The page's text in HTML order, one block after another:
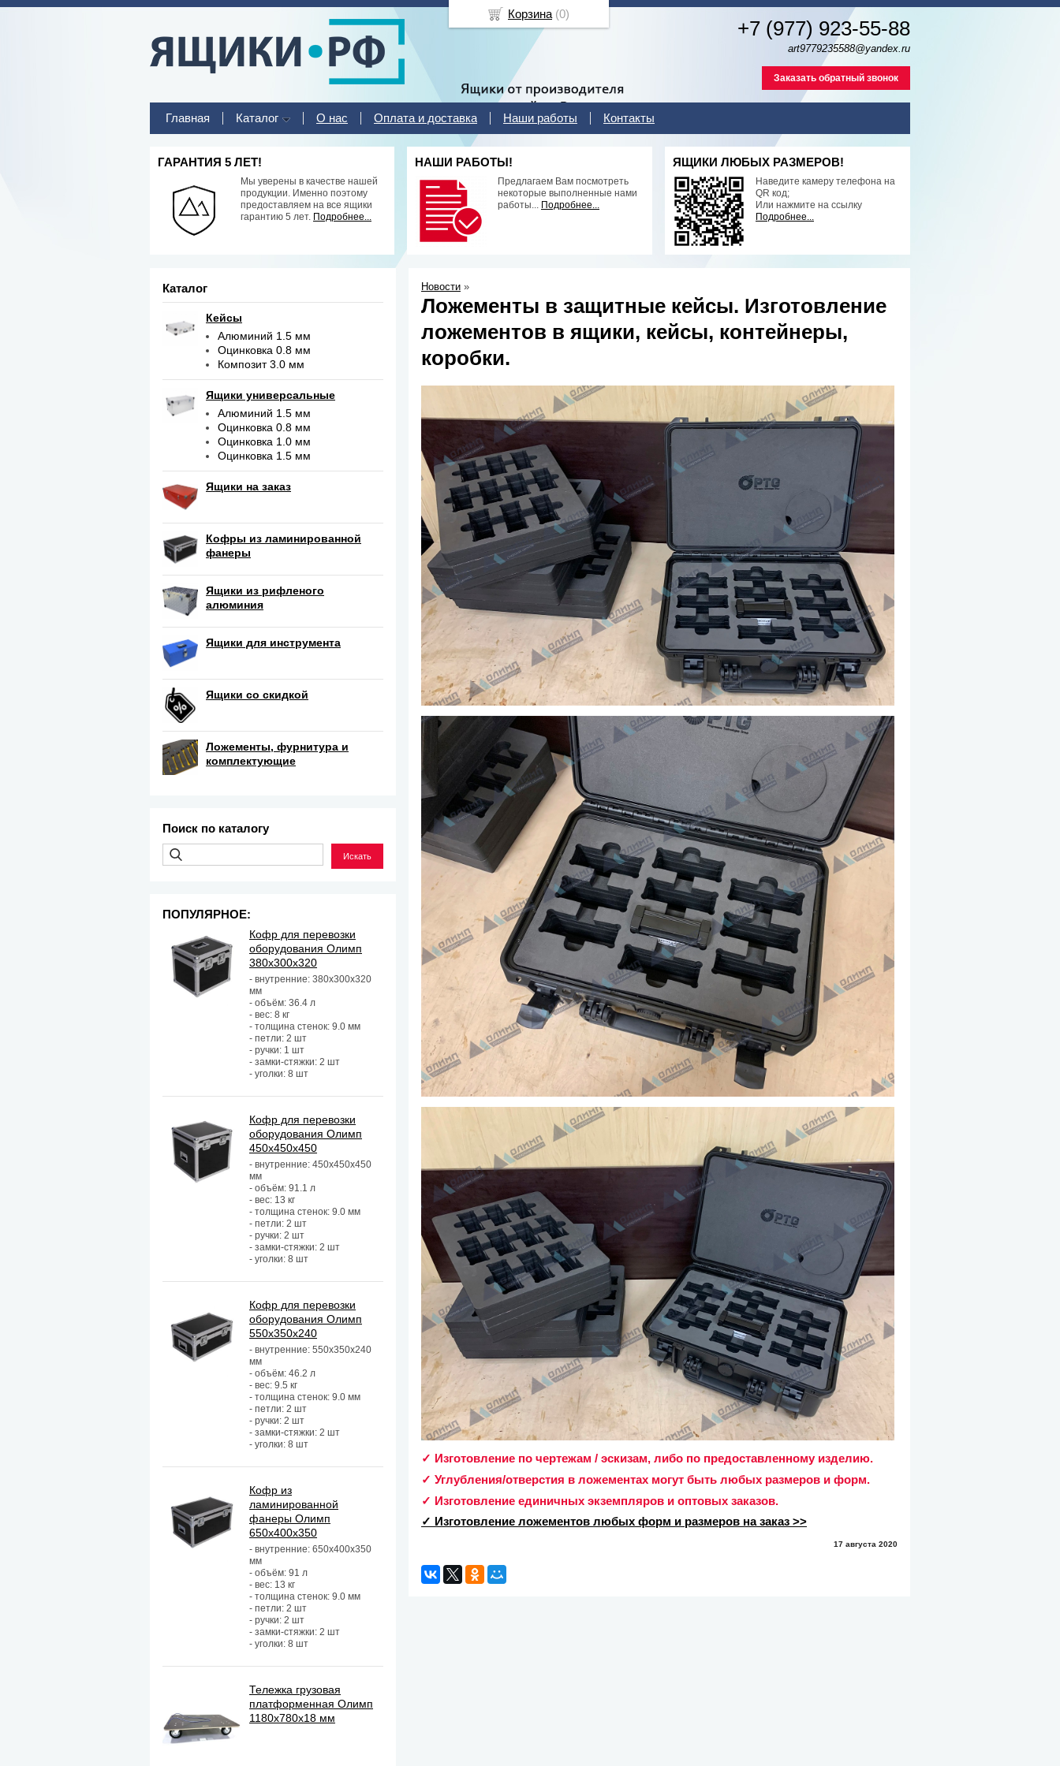
+7 (977) 923-55-88
art9779235588@yandex.ru
Заказать обратный звонок
Главная Каталог О нас Оплата и доставка Наши работы Контакты
ГАРАНТИЯ 5 ЛЕТ!
Мы уверены в качестве нашей
продукции. Именно поэтому
предоставляем на все ящики
гарантию 5 лет. Подробнее...
НАШИ РАБОТЫ!
Предлагаем Вам посмотреть
некоторые выполненные нами
работы... Подробнее...
ЯЩИКИ ЛЮБЫХ РАЗМЕРОВ!
Наведите камеру телефона на
QR код;
Или нажмите на ссылку
Подробнее...
Каталог
Кейсы
Алюминий 1.5 мм
Оцинковка 0.8 мм
Композит 3.0 мм
Ящики универсальные
Алюминий 1.5 мм
Оцинковка 0.8 мм
Оцинковка 1.0 мм
Оцинковка 1.5 мм
Ящики на заказ
Кофры из ламинированной
фанеры
Ящики из рифленого
алюминия
Ящики для инструмента
Ящики со скидкой
Ложементы, фурнитура и
комплектующие
Поиск по каталогу
ПОПУЛЯРНОЕ:
Кофр для перевозки
оборудования Олимп
380х300х320
- внутренние: 380х300х320
мм
- объём: 36.4 л
- вес: 8 кг
- толщина стенок: 9.0 мм
- петли: 2 шт
- ручки: 1 шт
- замки-стяжки: 2 шт
- уголки: 8 шт
Кофр для перевозки
оборудования Олимп
450х450х450
- внутренние: 450х450х450
мм
- объём: 91.1 л
- вес: 13 кг
- толщина стенок: 9.0 мм
- петли: 2 шт
- ручки: 2 шт
- замки-стяжки: 2 шт
- уголки: 8 шт
Кофр для перевозки
оборудования Олимп
550х350х240
- внутренние: 550х350х240
мм
- объём: 46.2 л
- вес: 9.5 кг
- толщина стенок: 9.0 мм
- петли: 2 шт
- ручки: 2 шт
- замки-стяжки: 2 шт
- уголки: 8 шт
Кофр из
ламинированной
фанеры Олимп
650х400х350
- внутренние: 650х400х350
мм
- объём: 91 л
- вес: 13 кг
- толщина стенок: 9.0 мм
- петли: 2 шт
- ручки: 2 шт
- замки-стяжки: 2 шт
- уголки: 8 шт
Тележка грузовая
платформенная Олимп
1180х780х18 мм
Новости »
Ложементы в защитные кейсы. Изготовление
ложементов в ящики, кейсы, контейнеры,
коробки.
✓ Изготовление по чертежам / эскизам, либо по предоставленному изделию.
✓ Углубления/отверстия в ложементах могут быть любых размеров и форм.
✓ Изготовление единичных экземпляров и оптовых заказов.
✓ Изготовление ложементов любых форм и размеров на заказ >>
17 августа 2020
Корзина (0)